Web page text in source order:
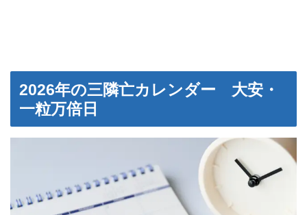
2026年の三隣亡カレンダー 大安・
一粒万倍日